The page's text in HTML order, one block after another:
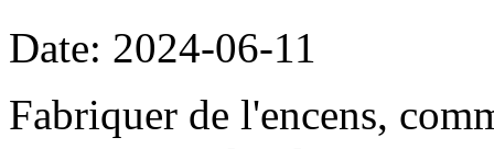
Date: 2024-06-11
Fabriquer de l'encens,